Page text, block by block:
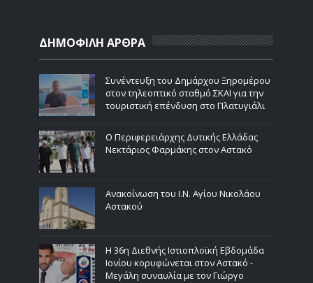
ΔΗΜΟΦΙΛΗ ΑΡΘΡΑ
Συνέντευξη του Δημάρχου Ξηρομέρου
στον τηλεοπτικό σταθμό ΣΚΑΙ για την
τουριστική επένδυση στο Πλατυγιάλι
Ο Περιφερειάρχης Δυτικής Ελλάδας
Νεκτάριος Φαρμάκης στον Αστακό
Ανακοίνωση του Ι.Ν. Αγίου Νικολάου
Αστακού
Η 36η Διεθνής Ιστιοπλοϊκή Εβδομάδα
Ιονίου κορυφώνεται στον Αστακό -
Μεγάλη συναυλία με τον Γιώργο